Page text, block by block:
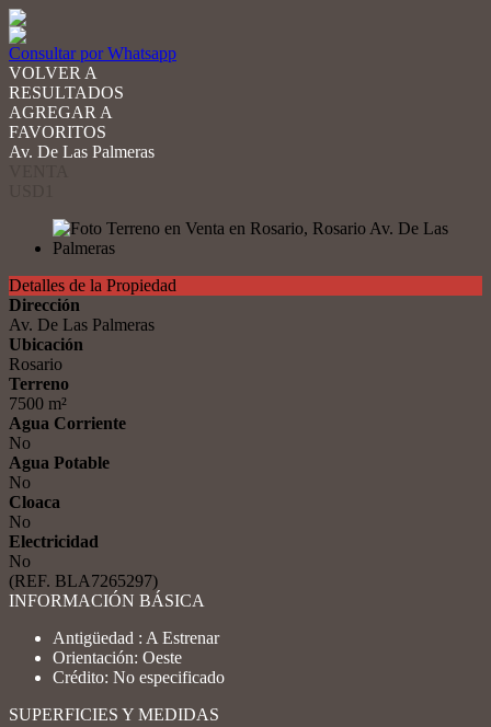
Consultar por Whatsapp
VOLVER A
RESULTADOS
AGREGAR A
FAVORITOS
Av. De Las Palmeras
Detalles de la Propiedad
Dirección
Av. De Las Palmeras
Ubicación
Rosario
Terreno
7500 m²
Agua Corriente
No
Agua Potable
No
Cloaca
No
Electricidad
No
(REF. BLA7265297)
INFORMACIÓN BÁSICA
Antigüedad : A Estrenar
Orientación: Oeste
Crédito: No especificado
SUPERFICIES Y MEDIDAS